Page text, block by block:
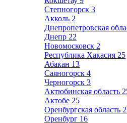
Степногорск 3
Акколь 2
Днепропетровская
Днепр 22
Новомосковск 2
Республика Хакасия 25
Абакан 13
Саяногорск 4
Черногорск 3
Актюбинская область
Актобе 25
Оренбургская область
Оренбург 16